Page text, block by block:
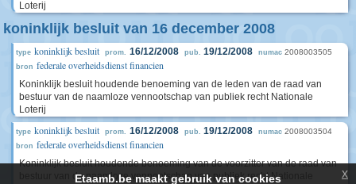
Loterij
koninklijk besluit van 16 december 2008
type koninklijk besluit prom. 16/12/2008 pub. 19/12/2008 numac 2008003505
bron federale overheidsdienst financien
Koninklijk besluit houdende benoeming van de leden van de raad van
bestuur van de naamloze vennootschap van publiek recht Nationale
Loterij
type koninklijk besluit prom. 16/12/2008 pub. 19/12/2008 numac 2008003504
bron federale overheidsdienst financien
Koninklijk besluit houdende benoeming van de voorzitter van de raad van
bestuur van de naamloze vennootschap van publiek recht Nationale
Etaamb.be maakt gebruik van cookies x